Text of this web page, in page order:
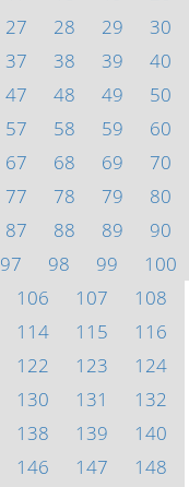
27 28 29
30
37 38 39
40
47 48 49
50
57 58 59
60
67 68 69
70
77 78 79
80
87 88 89
90
97 98 99
100
106 107
108
114 115
116
122 123
124
130 131
132
138 139
140
146 147
148